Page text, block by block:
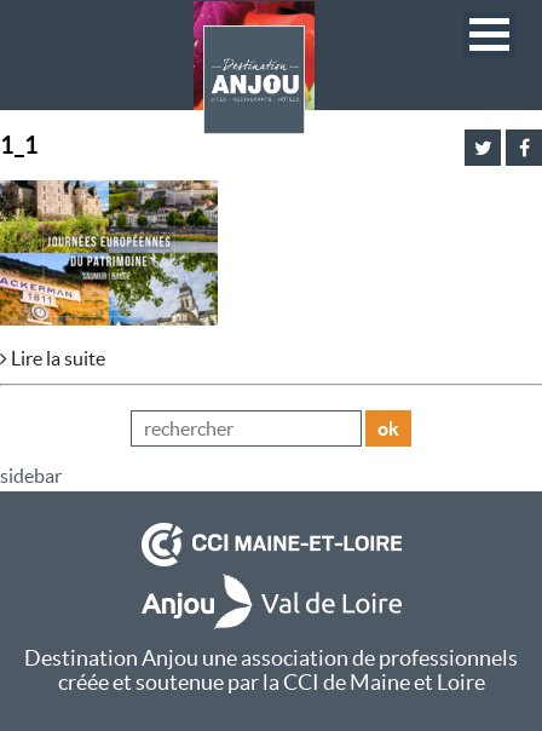
1_1
Lire la suite
ok
sidebar
Destination Anjou une association de professionnels
créée et soutenue par la CCI de Maine et Loire